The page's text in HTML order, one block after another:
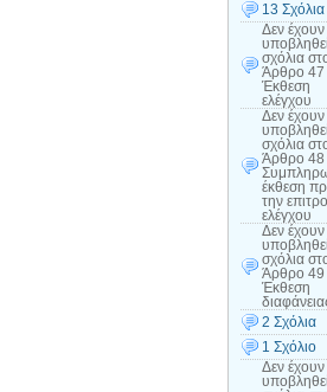
13 Σχόλια
Δεν έχουν
υποβληθεί
σχόλια
Άρθρο 47
Έκθεση
ελέγχου
Δεν έχουν
υποβληθεί
σχόλια
Άρθρο 48
έκθεση
την
ελέγχου
Δεν έχουν
υποβληθεί
σχόλια
Άρθρο 49
Έκθεση
2 Σχόλια
1 Σχόλιο
Δεν έχουν
υποβληθεί